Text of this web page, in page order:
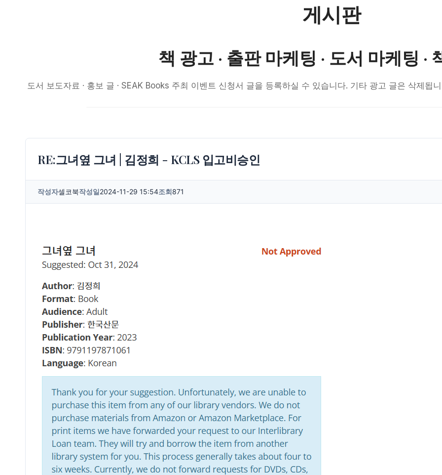
게시판
책 광고 · 출판 마케팅 · 도서 마케팅 ·
도서 보도자료 · 홍보 글 · SEAK Books 주최 이벤트 신청서 글을 등록하실 수 있습니다. 기타 광고 글은 삭제됩
RE:그녀옆 그녀 | 김정희 - KCLS 입고비승인
작성자셀코북작성일2024-11-29 15:54조회871